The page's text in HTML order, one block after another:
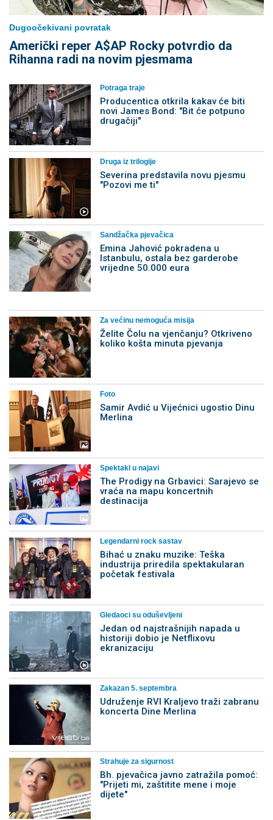
Dugoočekivani povratak
Američki reper A$AP Rocky potvrdio da
Rihanna radi na novim pjesmama
Potraga traje
Producentica otkrila kakav će biti
novi James Bond: "Bit će potpuno
drugačiji"
Druga iz trilogije
Severina predstavila novu pjesmu
"Pozovi me ti"
Sandžačka pjevačica
Emina Jahović pokradena u
Istanbulu, ostala bez garderobe
vrijedne 50.000 eura
Za većinu nemoguća misija
Želite Čolu na vjenčanju? Otkriveno
koliko košta minuta pjevanja
Foto
Samir Avdić u Vijećnici ugostio Dinu
Merlina
Spektakl u najavi
The Prodigy na Grbavici: Sarajevo se
vraća na mapu koncertnih
destinacija
Legendarni rock sastav
Bihać u znaku muzike: Teška
industrija priredila spektakularan
početak festivala
Gledaoci su oduševljeni
Jedan od najstrašnijih napada u
historiji dobio je Netflixovu
ekranizaciju
Zakazan 5. septembra
Udruženje RVI Kraljevo traži zabranu
koncerta Dine Merlina
Strahuje za sigurnost
Bh. pjevačica javno zatražila pomoć:
"Prijeti mi, zaštitite mene i moje
dijete"